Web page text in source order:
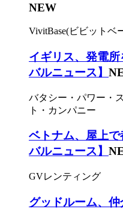
NEW
VivitBase(ビビットベ
イギリス、発電
バルニュース】
バタシー・パワー・
ト・カンパニー
ベトナム、屋上
バルニュース】
GVレンティング
グッドルーム、